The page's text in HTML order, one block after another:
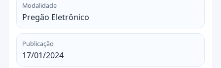
Modalidade
Pregão Eletrônico
Publicação
17/01/2024